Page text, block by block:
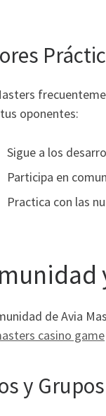
oponentes:
Sigue a los
Participa en
Practica con las
de Avia
casino game
y Grupos